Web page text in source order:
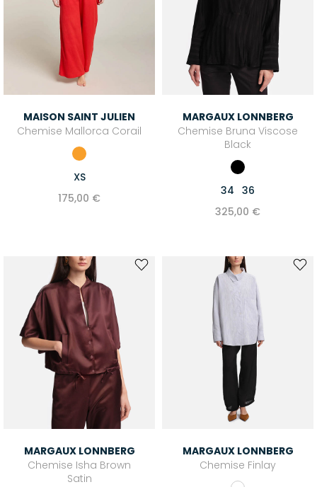
MAISON SAINT JULIEN
Chemise Mallorca Corail
XS
175,00 €
MARGAUX LONNBERG
Chemise Bruna Viscose
Black
34 36
325,00 €
MARGAUX LONNBERG
Chemise Isha Brown
Satin
MARGAUX LONNBERG
Chemise Finlay